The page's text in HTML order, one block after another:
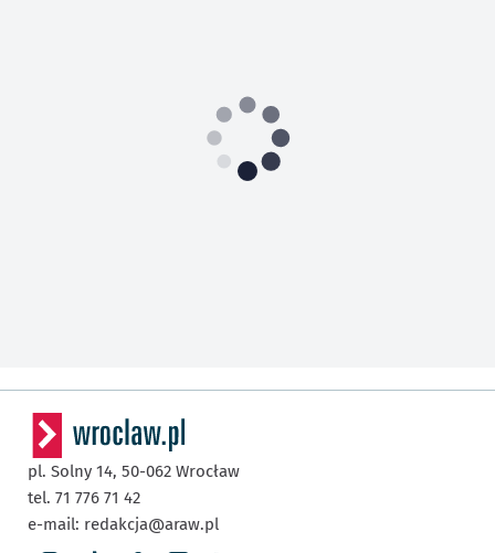
pl. Solny 14, 50-062 Wrocław
tel. 71 776 71 42
e-mail: redakcja@araw.pl